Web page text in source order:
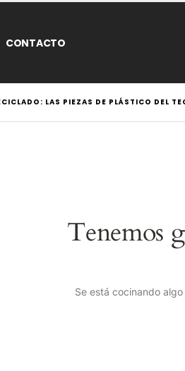
CONTACTO
LAS PIEZAS DE PLÁSTICO DEL
Tenemos
Se está cocinando